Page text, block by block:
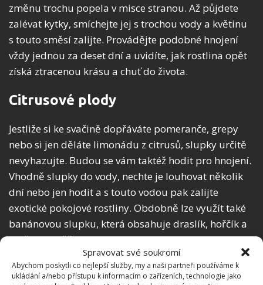
Spravovat své soukromí
Abychom poskytli co nejlepší služby, my a naši partneři používáme k
ukládání a/nebo přístupu k informacím o zařízeních, technologie jako
změnu trochu popela v misce stranou. Až půjdete
zalévat kytky, smíchejte jej s trochou vody a květinu
s touto směsí zalijte. Provádějte podobné hnojení
vždy jednou za deset dní a uvidíte, jak rostlina opět
získá ztracenou krásu a chuť do života.
Citrusové plody
Jestliže si ke svačině dopřáváte pomeranče, grepy
nebo si jen děláte limonádu z citrusů, slupky určitě
nevyhazujte. Budou se vám taktéž hodit pro hnojení.
Vhodně slupky do vody, nechte je louhovat několik
dní nebo jen hodit a s touto vodou pak zalijte
exotické pokojové rostliny. Obdobně lze využít také
banánovou slupku, která obsahuje draslík, hořčík a
další prospěšné minerální látky.
Houby